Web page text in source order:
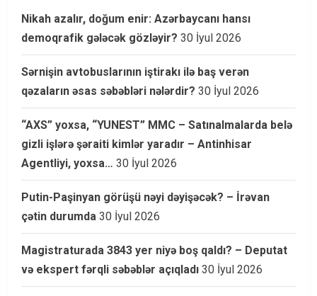
Nikah azalır, doğum enir: Azərbaycanı hansı
demoqrafik gələcək gözləyir? 30 İyul 2026
Sərnişin avtobuslarının iştirakı ilə baş verən
qəzaların əsas səbəbləri nələrdir? 30 İyul 2026
“AXS” yoxsa, “YUNEST” MMC – Satınalmalarda belə
gizli işlərə şəraiti kimlər yaradır – Antinhisar
Agentliyi, yoxsa… 30 İyul 2026
Putin-Paşinyan görüşü nəyi dəyişəcək? – İrəvan
çətin durumda 30 İyul 2026
Magistraturada 3843 yer niyə boş qaldı? – Deputat
və ekspert fərqli səbəblər açıqladı 30 İyul 2026